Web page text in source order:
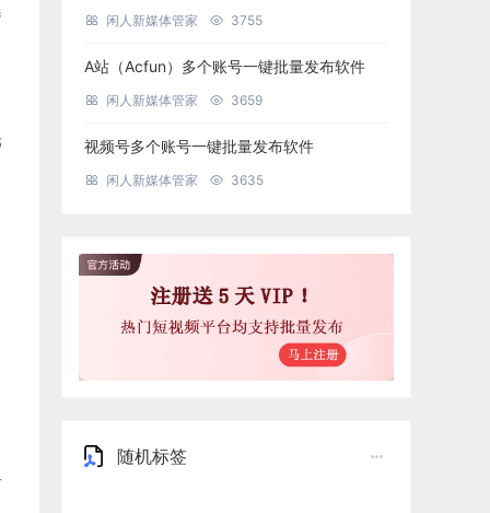
闲人新媒体管家 3755
A站（Acfun）多个账号一键批量发布软件
闲人新媒体管家 3659
视频号多个账号一键批量发布软件
闲人新媒体管家 3635
随机标签